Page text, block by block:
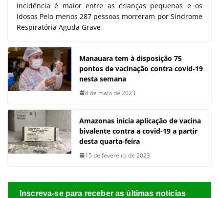
Incidência é maior entre as crianças pequenas e os
idosos Pelo menos 287 pessoas morreram por Síndrome
Respiratória Aguda Grave
Manauara tem à disposição 75
pontos de vacinação contra covid-19
nesta semana
8 de maio de 2023
Amazonas inicia aplicação de vacina
bivalente contra a covid-19 a partir
desta quarta-feira
15 de fevereiro de 2023
Inscreva-se para receber as últimas notícias